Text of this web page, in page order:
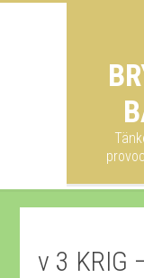
v 3 KRIG